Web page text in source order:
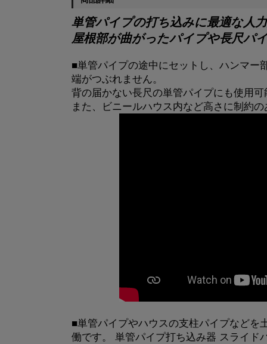
単管パイプの打ち込みに最適な人
屋根部が曲がったパイプや長尺パ
■単管パイプの途中にセットし、ハンマー
端がつぶれません。
背の届かない長尺の単管パイプにも使用可
また、ビニールハウス内など高さに制約
■単管パイプやハウスの支柱パイプなどを
働です。 単管パイプ打ち込み器 スライド